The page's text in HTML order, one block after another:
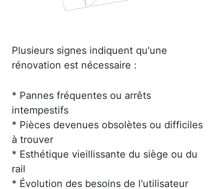
Plusieurs signes indiquent qu'une
rénovation est nécessaire :
* Pannes fréquentes ou arrêts
intempestifs
* Pièces devenues obsolètes ou difficiles
à trouver
* Esthétique vieillissante du siège ou du
rail
* Évolution des besoins de l'utilisateur